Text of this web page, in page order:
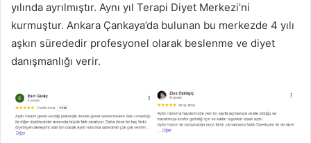
yılında ayrılmıştır. Aynı yıl Terapi Diyet Merkezi’ni
kurmuştur. Ankara Çankaya’da bulunan bu merkezde 4 yılı
aşkın sürededir profesyonel olarak beslenme ve diyet
danışmanlığı verir.